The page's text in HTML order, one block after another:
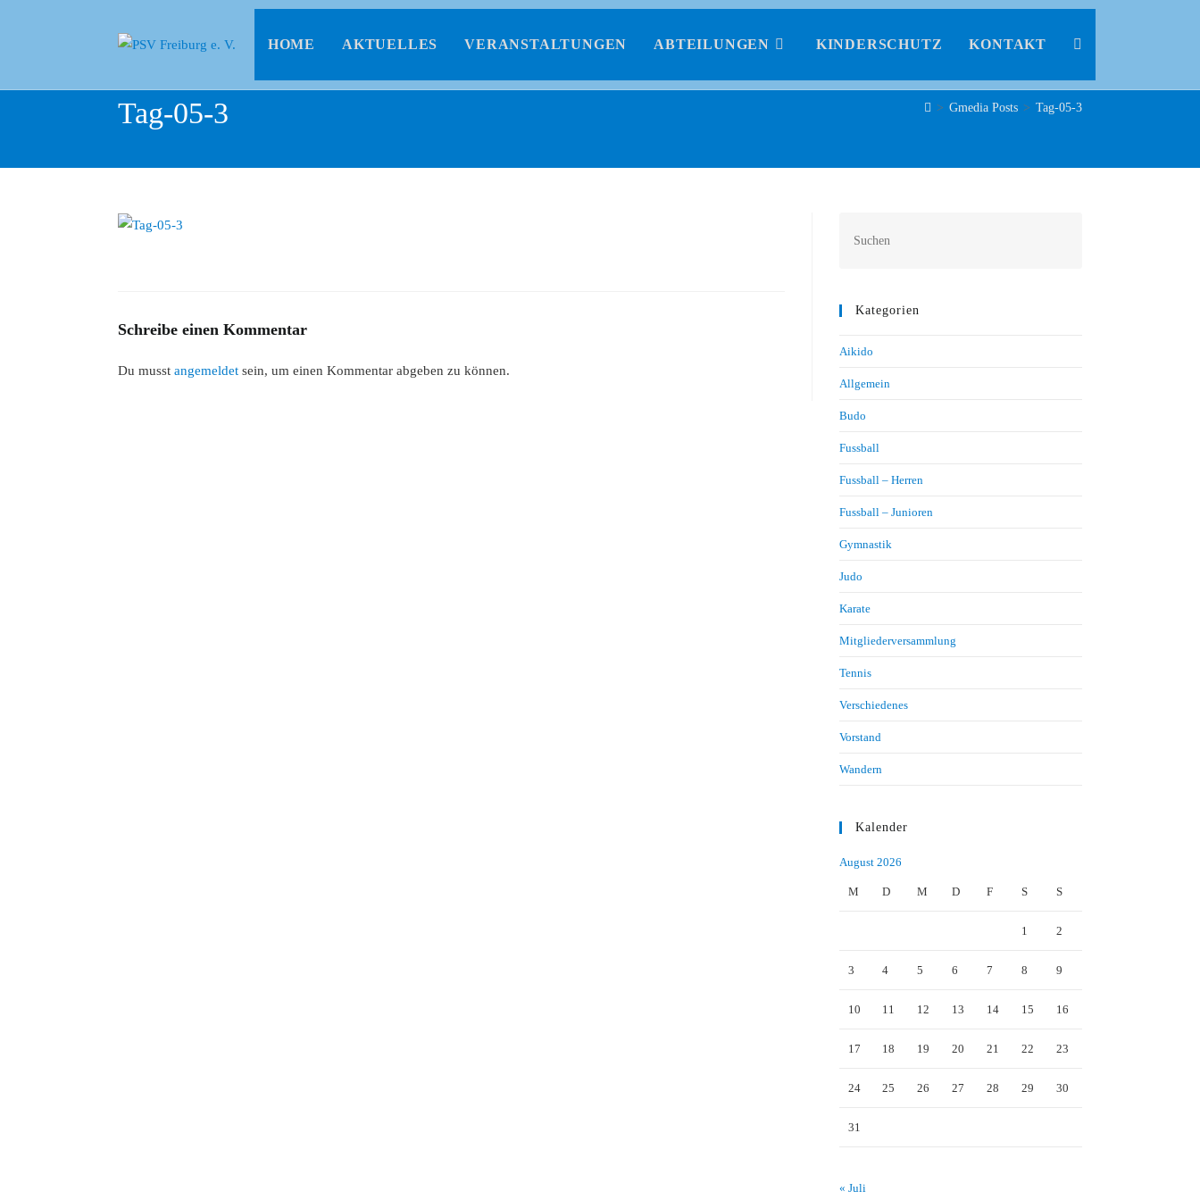
HOME AKTUELLES VERANSTALTUNGEN ABTEILUNGEN KINDERSCHUTZ KONTAKT
Tag-05-3 > Gmedia Posts > Tag-05-3
Schreibe einen Kommentar
Du musst angemeldet sein, um einen Kommentar abgeben zu können.
Kategorien
Aikido
Allgemein
Budo
Fussball
Fussball – Herren
Fussball – Junioren
Gymnastik
Judo
Karate
Mitgliederversammlung
Tennis
Verschiedenes
Vorstand
Wandern
Kalender
August 2026
M D M D F S S
1 2
3 4 5 6 7 8 9
10 11 12 13 14 15 16
17 18 19 20 21 22 23
24 25 26 27 28 29 30
31
« Juli